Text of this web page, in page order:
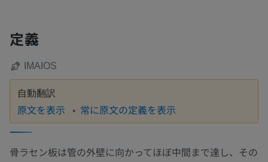
定義
IMAIOS
自動翻訳
原文を表示 常に原文の定義を表示
骨ラセン板は管の外壁に向かってほぼ中間まで達し、その